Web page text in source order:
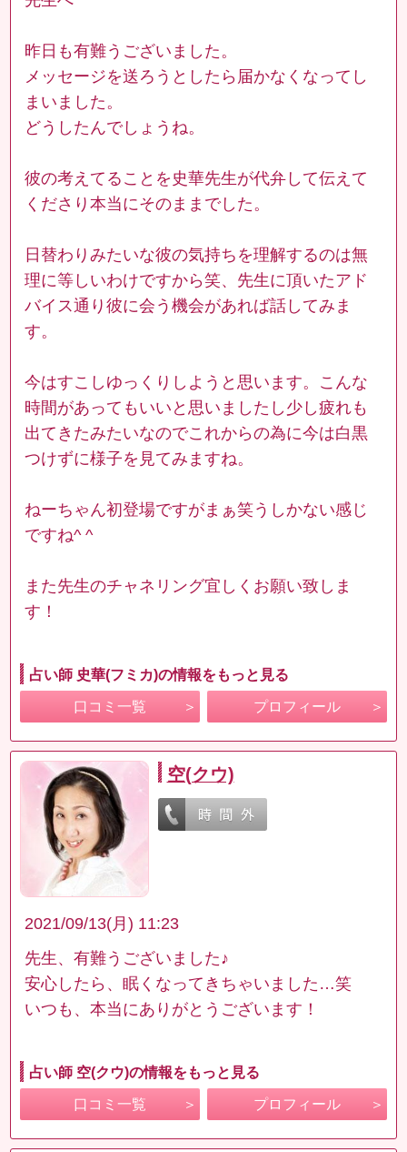
昨日も有難うございました。
メッセージを送ろうとしたら届かなくなってし
まいました。
どうしたんでしょうね。
彼の考えてることを史華先生が代弁して伝えて
くださり本当にそのままでした。
日替わりみたいな彼の気持ちを理解するのは無
理に等しいわけですから笑、先生に頂いたアド
バイス通り彼に会う機会があれば話してみま
す。
今はすこしゆっくりしようと思います。こんな
時間があってもいいと思いましたし少し疲れも
出てきたみたいなのでこれからの為に今は白黒
つけずに様子を見てみますね。
ねーちゃん初登場ですがまぁ笑うしかない感じ
ですね^ ^
また先生のチャネリング宜しくお願い致しま
す！
占い師 史華(フミカ)の情報をもっと見る
口コミ一覧 プロフィール
空(クウ)
2021/09/13(月) 11:23
先生、有難うございました♪
安心したら、眠くなってきちゃいました…笑
いつも、本当にありがとうございます！
占い師 空(クウ)の情報をもっと見る
口コミ一覧 プロフィール